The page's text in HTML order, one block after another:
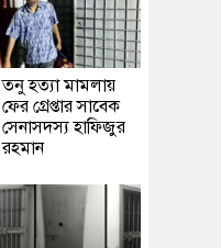
তনু হত্যা মামলায়
ফের গ্রেপ্তার সাবেক
সেনাসদস্য হাফিজুর
রহমান